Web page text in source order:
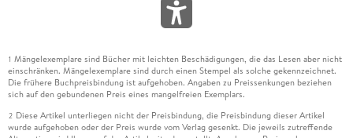
1 Mängelexemplare sind Bücher mit leichten Beschädigungen, die das Lesen aber nicht
einschränken. Mängelexemplare sind durch einen Stempel als solche gekennzeichnet.
Die frühere Buchpreisbindung ist aufgehoben. Angaben zu Preissenkungen beziehen
sich auf den gebundenen Preis eines mangelfreien Exemplars.
2 Diese Artikel unterliegen nicht der Preisbindung, die Preisbindung dieser Artikel
wurde aufgehoben oder der Preis wurde vom Verlag gesenkt. Die jeweils zutreffende